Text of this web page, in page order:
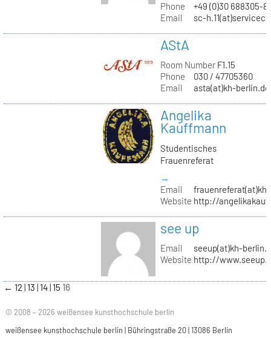
Phone
+49 (0)30 688305-
Email
sc-
AStA
Room NumberF1.15
Phone
030 / 47705360
Email
asta(at)kh-berlin.de
Angelika
Kauffmann
Studentisches
Frauenreferat
→
Email
Website http://
see up
Email
seeup(at)kh-
Website http://
← 12 13 14 15 16
© 2008 – 2026 weißensee kunsthochschule berlin
weißensee kunsthochschule berlin | Bühringstraße 20 | 13086 Berlin